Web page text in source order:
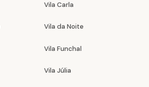
Vila Carla
Vila da Noite
Vila Funchal
Vila Júlia